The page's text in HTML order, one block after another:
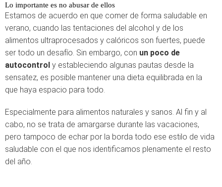
Lo importante es no abusar de ellos
Estamos de acuerdo en que comer de forma saludable en
verano, cuando las tentaciones del alcohol y de los
alimentos ultraprocesados y calóricos son fuertes, puede
ser todo un desafío. Sin embargo, con un poco de
autocontrol y estableciendo algunas pautas desde la
sensatez, es posible mantener una dieta equilibrada en la
que haya espacio para todo.
Especialmente para alimentos naturales y sanos. Al fin y al
cabo, no se trata de amargarse durante las vacaciones,
pero tampoco de echar por la borda todo ese estilo de vida
saludable con el que nos identificamos plenamente el resto
del año.